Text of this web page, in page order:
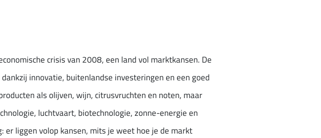
crisis van 2008, een land vol marktkansen. De
innovatie, buitenlandse investeringen en een goed
als olijven, wijn, citrusvruchten en noten, maar
luchtvaart, biotechnologie, zonne-energie en
liggen volop kansen, mits je weet hoe je de markt